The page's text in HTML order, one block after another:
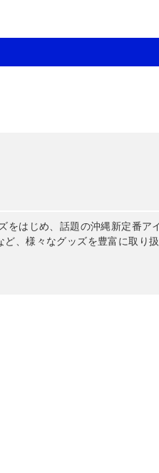
はじめ、話題の沖縄新定番ア
、様々なグッズを豊富に取り